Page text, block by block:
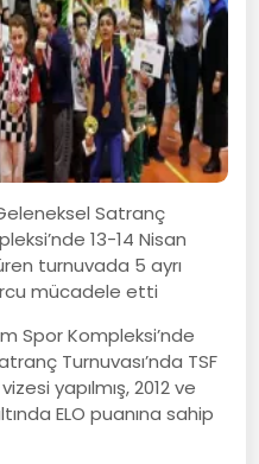
Satranç
13-14 Nisan
turnuvada 5 ayrı
mücadele etti
Spor Kompleksi’nde
Turnuvası’nda TSF
yapılmış, 2012 ve
ELO puanına sahip